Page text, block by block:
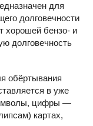
для
долговечности
хорошей бензо- и
долговечность
обёртывания
в уже
цифры —
картах,